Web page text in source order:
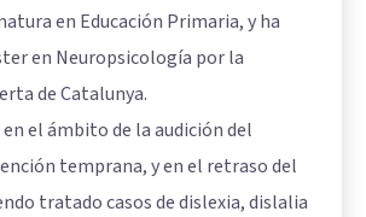
en Educación Primaria, y ha
en Neuropsicología por la
de Catalunya.
el ámbito de la audición del
temprana, y en el retraso del
tratado casos de dislexia, dislalia